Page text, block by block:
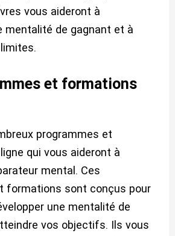
vous aideront à
mentalité de gagnant et à
et formations
programmes et
qui vous aideront à
mental. Ces
formations sont conçus pour
une mentalité de
vos objectifs. Ils vous